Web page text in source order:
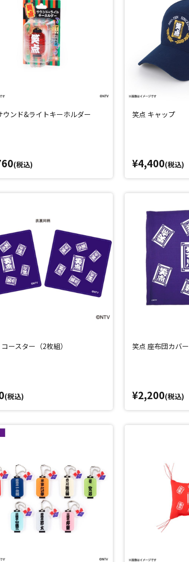
ウンド&ライトキーホルダー
(税込)
笑点 キャップ
¥4,400(税込)
ースター（2枚組）
(税込)
笑点 座布団カバー
¥2,200(税込)